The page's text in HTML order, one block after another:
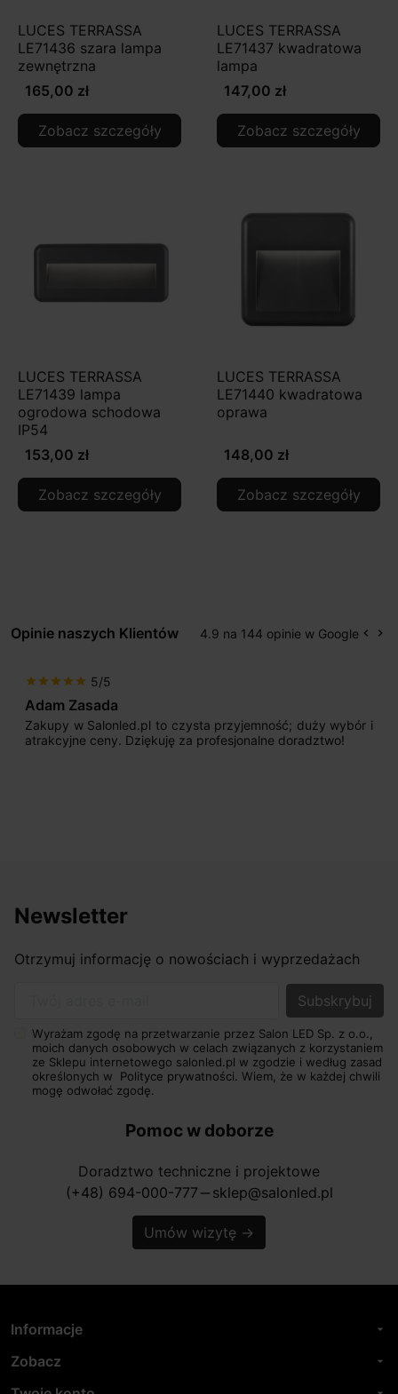
LUCES TERRASSA
LE71436 szara lampa
zewnętrzna
165,00 zł
Zobacz szczegóły
LUCES TERRASSA
LE71437 kwadratowa
lampa
147,00 zł
Zobacz szczegóły
LUCES TERRASSA
LE71439 lampa
ogrodowa schodowa
IP54
153,00 zł
Zobacz szczegóły
LUCES TERRASSA
LE71440 kwadratowa
oprawa
148,00 zł
Zobacz szczegóły
Opinie naszych Klientów 4.9 na 144 opinie w Google keyboard_arrow_left keyboard_arrow_right
star star star star star 5/5
Adam Zasada
Zakupy w Salonled.pl to czysta przyjemność; duży wybór i
atrakcyjne ceny. Dziękuję za profesjonalne doradztwo!
Newsletter
Otrzymuj informację o nowościach i wyprzedażach
Wyrażam zgodę na przetwarzanie przez Salon LED Sp. z o.o.,
moich danych osobowych w celach związanych z korzystaniem
ze Sklepu internetowego salonled.pl w zgodzie i według zasad
określonych w Polityce prywatności. Wiem, że w każdej chwili
mogę odwołać zgodę.
Pomoc w doborze
Doradztwo techniczne i projektowe
(+48) 694-000-777 horizontal_rule sklep@salonled.pl
Umów wizytę →
Informacje arrow_drop_down
Zobacz arrow_drop_down